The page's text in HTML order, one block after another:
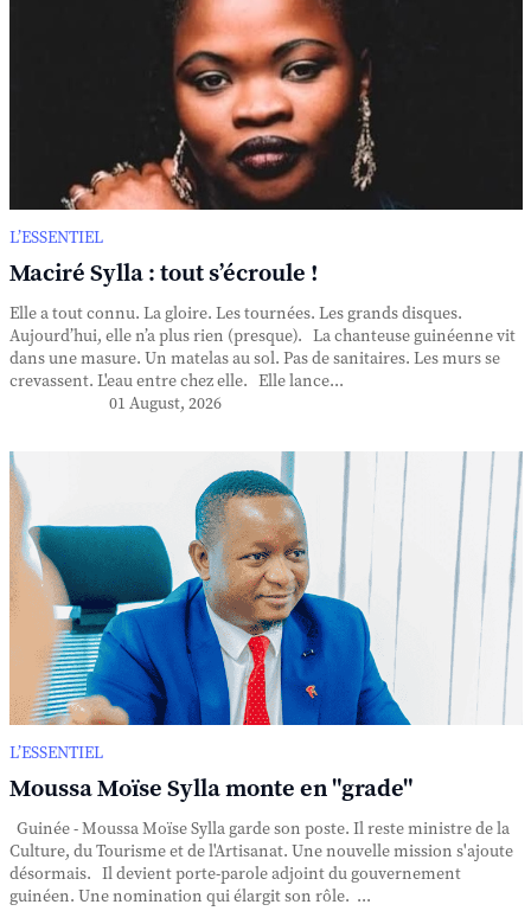
L’ESSENTIEL
Maciré Sylla : tout s’écroule !
Elle a tout connu. La gloire. Les tournées. Les grands disques.
Aujourd’hui, elle n’a plus rien (presque). La chanteuse guinéenne vit
dans une masure. Un matelas au sol. Pas de sanitaires. Les murs se
crevassent. L'eau entre chez elle. Elle lance...
01 August, 2026
L’ESSENTIEL
Moussa Moïse Sylla monte en "grade"
Guinée - Moussa Moïse Sylla garde son poste. Il reste ministre de la
Culture, du Tourisme et de l'Artisanat. Une nouvelle mission s'ajoute
désormais. Il devient porte-parole adjoint du gouvernement
guinéen. Une nomination qui élargit son rôle. ...